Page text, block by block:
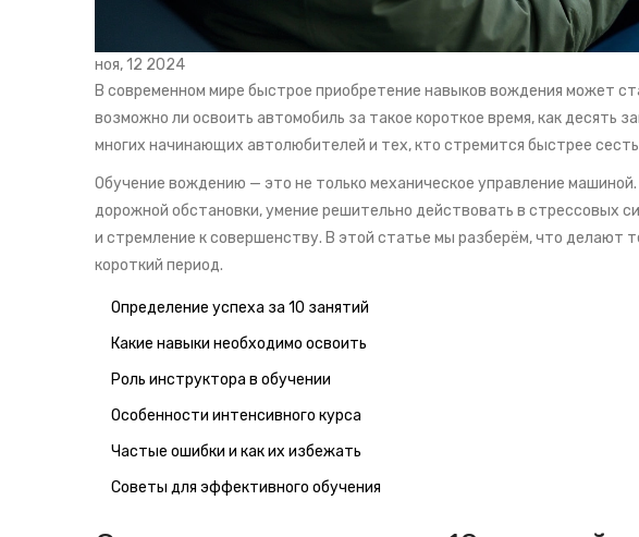
ноя, 12 2024
В современном мире быстрое приобретение навыков вождения может
возможно ли освоить автомобиль за такое короткое время, как десять
многих начинающих автолюбителей и тех, кто стремится быстрее сесть
Обучение вождению — это не только механическое управление
дорожной обстановки, умение решительно действовать в стрессовых
и стремление к совершенству. В этой статье мы разберём, что делают
короткий период.
Определение успеха за 10 занятий
Какие навыки необходимо освоить
Роль инструктора в обучении
Особенности интенсивного курса
Частые ошибки и как их избежать
Советы для эффективного обучения